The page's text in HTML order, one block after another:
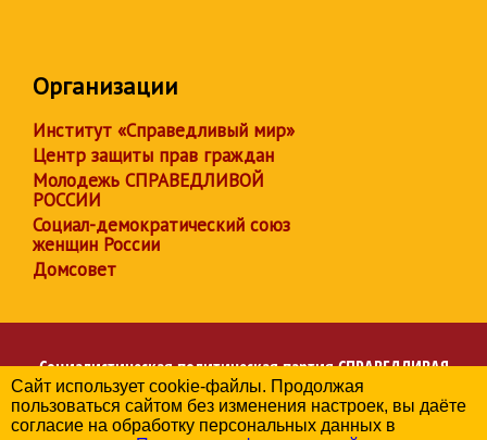
Организации
Институт «Справедливый мир»
Центр защиты прав граждан
Молодежь СПРАВЕДЛИВОЙ
РОССИИ
Социал-демократический союз
женщин России
Домсовет
Социалистическая политическая партияСПРАВЕДЛИВАЯ
РОССИЯ
Региональное отделение партии в Краснодарском крае
Сайт использует cookie-файлы. Продолжая
пользоваться сайтом без изменения настроек, вы даёте
согласие на обработку персональных данных в